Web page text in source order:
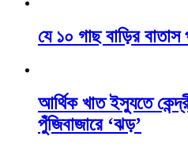
যে ১০ গাছ বাড়ির বাতাস
আর্থিক খাত ইস্যুতে
পুঁজিবাজারে ‘ঝড়’